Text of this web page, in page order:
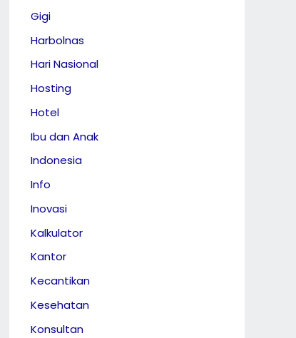
Gigi
Harbolnas
Hari Nasional
Hosting
Hotel
Ibu dan Anak
Indonesia
Info
Inovasi
Kalkulator
Kantor
Kecantikan
Kesehatan
Konsultan